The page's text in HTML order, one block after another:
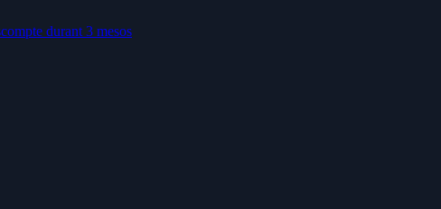
durant 3 mesos